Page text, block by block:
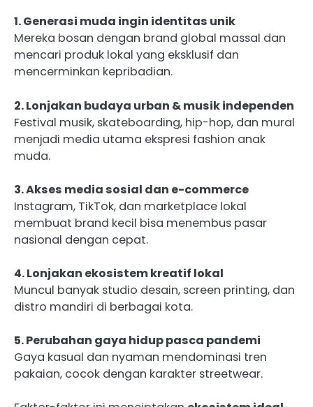
1. Generasi muda ingin identitas unik
Mereka bosan dengan brand global massal dan
mencari produk lokal yang eksklusif dan
mencerminkan kepribadian.
2. Lonjakan budaya urban & musik independen
Festival musik, skateboarding, hip-hop, dan mural
menjadi media utama ekspresi fashion anak
muda.
3. Akses media sosial dan e-commerce
Instagram, TikTok, dan marketplace lokal
membuat brand kecil bisa menembus pasar
nasional dengan cepat.
4. Lonjakan ekosistem kreatif lokal
Muncul banyak studio desain, screen printing, dan
distro mandiri di berbagai kota.
5. Perubahan gaya hidup pasca pandemi
Gaya kasual dan nyaman mendominasi tren
pakaian, cocok dengan karakter streetwear.